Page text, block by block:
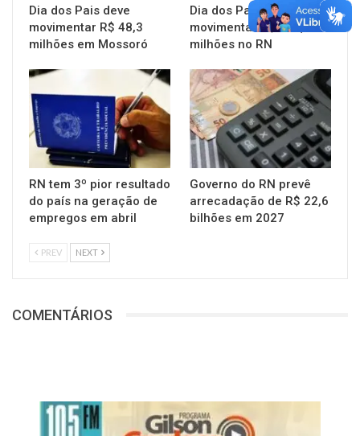
Dia dos Pais deve
movimentar R$ 48,3
milhões em Mossoró
Dia dos Pais deve
movimentar R$ 368,2
milhões no RN
RN tem 3º pior resultado
do país na geração de
empregos em abril
Governo do RN prevê
arrecadação de R$ 22,6
bilhões em 2027
PREV NEXT
COMENTÁRIOS